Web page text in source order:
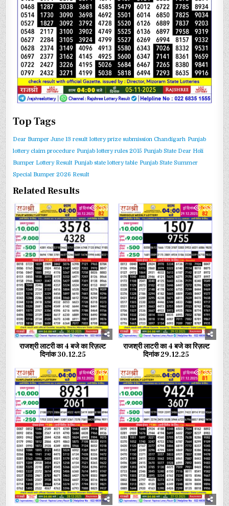
Top Tags
Dear Bumper June 13 result lottery prize submission Chandigarh Punjab
lottery claim procedure Punjab lottery rules 2015 Punjab State Dear Holi
Bumper Lottery Result Punjab state lottery table Punjab State Summer
Special Bumper 2026 Result
Related Results
0 356
राजश्री लाटरी का 4 बजे का रिज़ल्ट
दिनांक 30.12.25
0 358
राजश्री लाटरी का 4 बजे का रिज़ल्ट
दिनांक 29.12.25
0 362 0 355